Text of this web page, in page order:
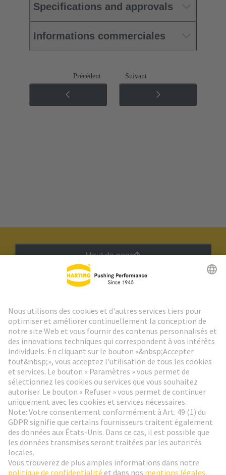
Specifications and approvals
Informations commerciales
Précédent Suivant
Haut de page
Aller à l'inscription
Social Media
France Français